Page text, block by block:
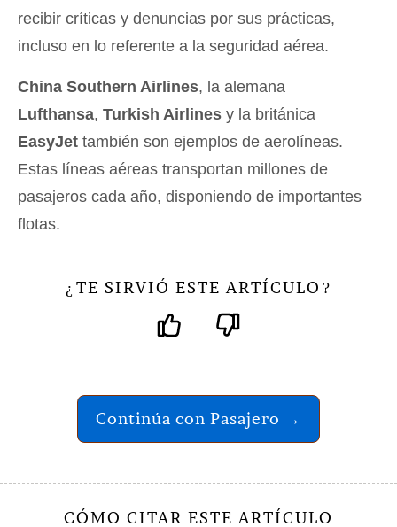
recibir críticas y denuncias por sus prácticas,
incluso en lo referente a la seguridad aérea.
China Southern Airlines, la alemana
Lufthansa, Turkish Airlines y la británica
EasyJet también son ejemplos de aerolíneas.
Estas líneas aéreas transportan millones de
pasajeros cada año, disponiendo de importantes
flotas.
¿ TE SIRVIÓ ESTE ARTÍCULO ?
Continúa con Pasajero →
CÓMO CITAR ESTE ARTÍCULO